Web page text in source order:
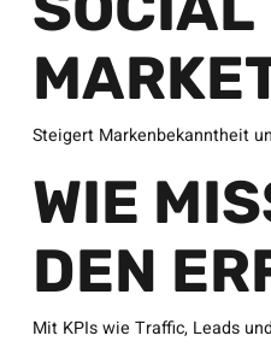
Steigert Markenbekanntheit
WIE
DEN
Mit KPIs wie Traffic, Leads